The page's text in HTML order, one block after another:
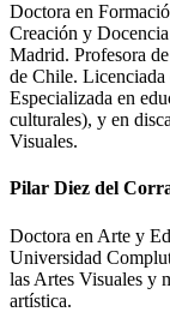
Doctora en
Creación y
Madrid. Profesora
de Chile.
Especializada en
culturales), y en
Visuales.
Pilar Diez del
Doctora en Arte y
Universidad
las Artes Visuales y
artística.